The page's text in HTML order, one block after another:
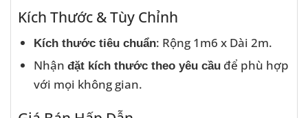
Kích Thước & Tùy Chỉnh
Kích thước tiêu chuẩn: Rộng 1m6 x Dài 2m.
Nhận đặt kích thước theo yêu cầuđể phù hợp
với mọi không gian.